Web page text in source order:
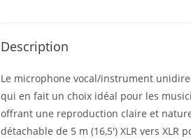
Description
Le microphone vocal/instrument
qui en fait un choix idéal pour les
offrant une reproduction claire et
détachable de 5 m (16,5′) XLR vers